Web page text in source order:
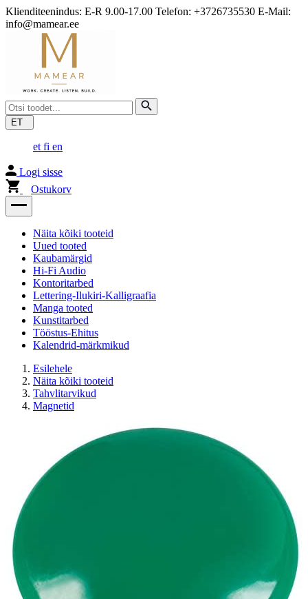
Klienditeenindus: E-R 9.00-17.00 Telefon: +3726735530 E-Mail:
info@mamear.ee
ET
et fi en
Logi sisse
Ostukorv
Näita kõiki tooteid
Uued tooted
Kaubamärgid
Hi-Fi Audio
Kontoritarbed
Lettering-Ilukiri-Kalligraafia
Manga tooted
Kunstitarbed
Tööstus-Ehitus
Kalendrid-märkmikud
Esilehele
Näita kõiki tooteid
Tahvlitarvikud
Magnetid